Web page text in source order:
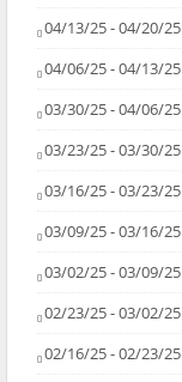
04/13/25 - 04/20/25
04/06/25 - 04/13/25
03/30/25 - 04/06/25
03/23/25 - 03/30/25
03/16/25 - 03/23/25
03/09/25 - 03/16/25
03/02/25 - 03/09/25
02/23/25 - 03/02/25
02/16/25 - 02/23/25